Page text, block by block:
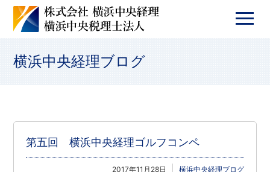
横浜中央経理ブログ
第五回 横浜中央経理ゴルフコンペ
2017年11月28日 横浜中央経理ブログ